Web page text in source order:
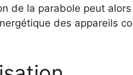
de la parabole peut
des appareils